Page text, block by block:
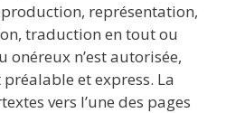
représentation,
traduction en tout ou
n’est autorisée,
et express. La
vers l’une des pages